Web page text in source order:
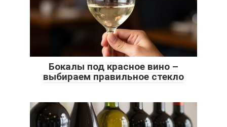
Бокалы под красное вино –
выбираем правильное стекло